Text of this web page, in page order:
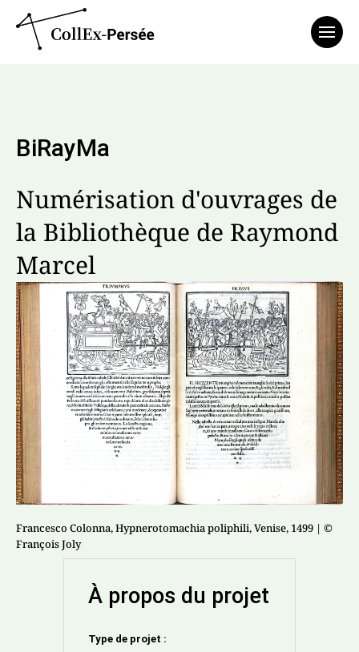
BiRayMa
Numérisation d'ouvrages de
la Bibliothèque de Raymond
Marcel
Francesco Colonna, Hypnerotomachia poliphili, Venise, 1499 | ©
François Joly
À propos du projet
Type de projet :